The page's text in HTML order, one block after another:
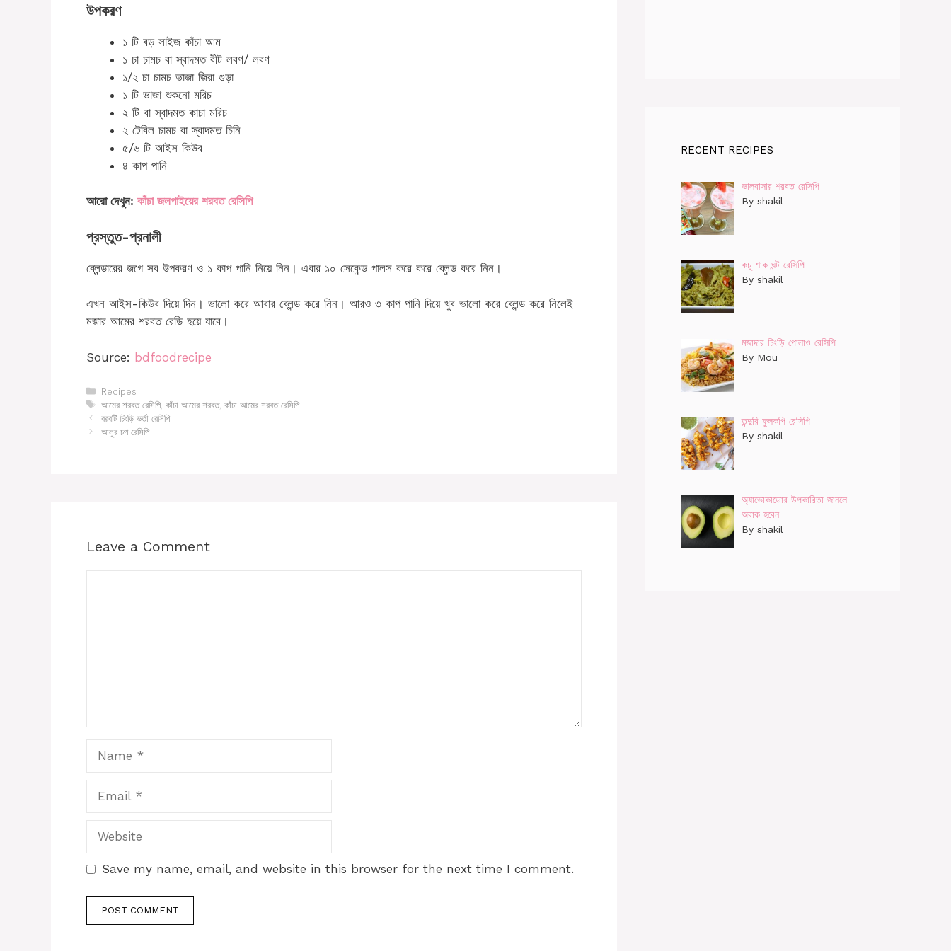
উপকরণ
১ টি বড় সাইজ ‏কাঁচা আম
১ চা চামচ বা স্বাদমত ‏বীট লবণ/ লবণ
১/২ চা চামচ ‏ভাজা জিরা গুড়া
১ টি ‏ভাজা শুকনো মরিচ
২ টি বা স্বাদমত ‏কাচা মরিচ
২ টেবিল চামচ বা স্বাদমত ‏চিনি
৫/৬ টি ‏আইস কিউব
৪ কাপ ‏পানি
আরো দেখুন: কাঁচা জলপাইয়ের শরবত রেসিপি
প্রস্তুত-প্রনালী
ব্লেন্ডারের জগে সব উপকরণ ও ১ কাপ পানি নিয়ে নিন। এবার ১০ সেকেন্ড পালস করে করে ব্লেন্ড করে নিন।
এখন আইস-কিউব দিয়ে দিন। ভালো করে আবার ব্লেন্ড করে নিন। আরও ৩ কাপ পানি দিয়ে খুব ভালো করে ব্লেন্ড করে নিলেই
মজার আমের শরবত রেডি হয়ে যাবে।
Source: bdfoodrecipe
Categories
Recipes
Tags
আমের শরবত রেসিপি, কাঁচা আমের শরবত, কাঁচা আমের শরবত রেসিপি
বরবটি চিংড়ি ভর্তা রেসিপি
আলুর চপ রেসিপি
Leave a Comment
Save my name, email, and website in this browser for the next time I comment.
RECENT RECIPES
ভালবাসার শরবত রেসিপি
By shakil
কচু শাক ঘন্ট রেসিপি
By shakil
মজাদার চিংড়ি পোলাও রেসিপি
By Mou
তন্দুরি ফুলকপি রেসিপি
By shakil
অ্যাভোকাডোর উপকারিতা জানলে
অবাক হবেন
By shakil